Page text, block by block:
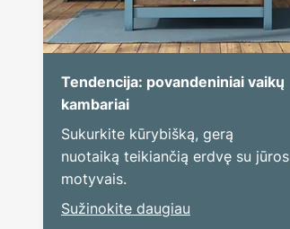
Tendencija: povandeniniai vaikų
kambariai
Sukurkite kūrybišką, gerą
nuotaiką teikiančią erdvę su jūros
motyvais.
Sužinokite daugiau